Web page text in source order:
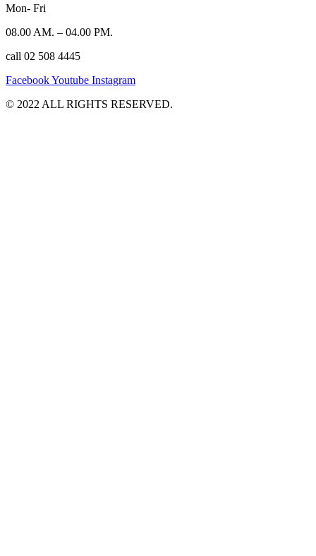
Mon- Fri
08.00 AM. – 04.00 PM.
call 02 508 4445
FacebookYoutube Instagram
©️ 2022 ALL RIGHTS RESERVED.